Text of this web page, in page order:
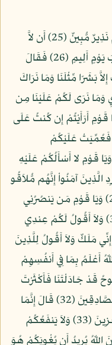
وَلَقَدْ أَرْسَلْنَا نُوحًا إِلَى قَوْمِهِ إِنِّي لَكُمْ نَذِيرٌ مُّبِينٌ (25) أَن لاَّ
تَعْبُدُواْ إِلاَّ اللّهَ إِنِّيَ أَخَافُ عَلَيْكُمْ عَذَابَ يَوْمٍ أَلِيمٍ (26) فَقَالَ
بَشَرًا مِّثْلَنَا وَمَا نَرَاكَ
وَمَا نَرَى لَكُمْ عَلَيْنَا مِن
(27) قَالَ يَا قَوْمِ أَرَأَيْتُمْ إِن كُنتُ عَلَى
فَعُمِّيَتْ عَلَيْكُمْ
وَأَنتُمْ لَهَا كَارِهُونَ (28) وَيَا قَوْمِ لا أَسْأَلُكُمْ عَلَيْهِ
الَّذِينَ آمَنُواْ إِنَّهُم مُّلاَقُو
رَبِّهِمْ وَلَكِنِّيَ أَرَاكُمْ قَوْمًا تَجْهَلُونَ (29) وَيَا قَوْمِ مَن يَنصُرُنِي
مِنَ اللّهِ إِن طَرَدتُّهُمْ أَفَلاَ تَذَكَّرُونَ (30) وَلاَ أَقُولُ لَكُمْ عِندِي
مَلَكٌ وَلاَ أَقُولُ لِلَّذِينَ
أَعْلَمُ بِمَا فِي أَنفُسِهِمْ
(31) قَالُواْ يَا نُوحُ قَدْ جَادَلْتَنَا فَأَكْثَرْتَ
جِدَالَنَا فَأْتَنِا بِمَا تَعِدُنَا إِن كُنتَ مِنَ الصَّادِقِينَ (32) قَالَ إِنَّمَا
يَأْتِيكُم بِهِ اللّهُ إِن شَاء وَمَا أَنتُم بِمُعْجِزِينَ (33) وَلاَ يَنفَعُكُمْ
يُرِيدُ أَن يُغْوِيَكُمْ هُوَ